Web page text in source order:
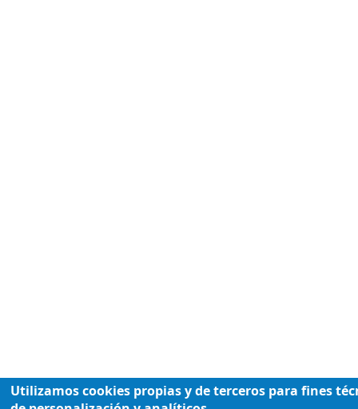
Utilizamos cookies propias y de terceros para fines